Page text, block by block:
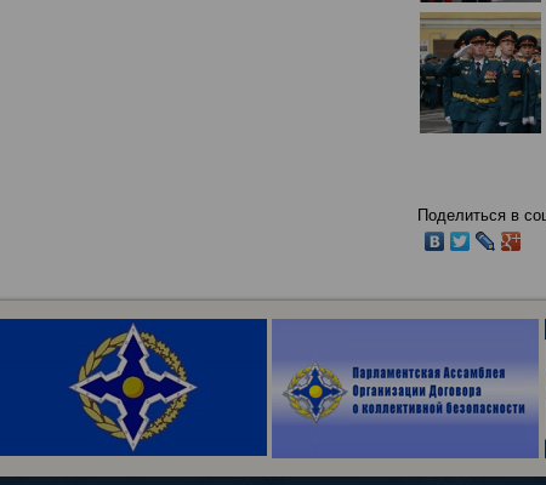
Поделиться в